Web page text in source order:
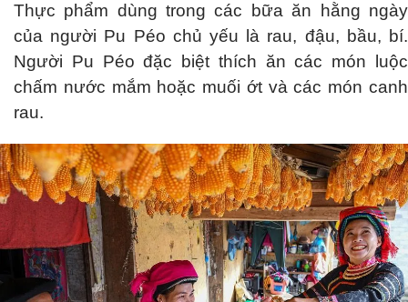
Thực phẩm dùng trong các bữa ăn hằng ngày
của người Pu Péo chủ yếu là rau, đậu, bầu, bí.
Người Pu Péo đặc biệt thích ăn các món luộc
chấm nước mắm hoặc muối ớt và các món canh
rau.